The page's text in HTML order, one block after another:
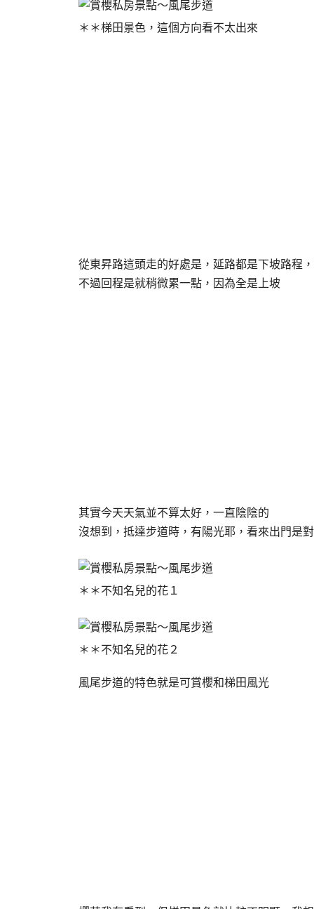
＊＊梯田景色，這個方向看不太出來
從東昇路這頭走的好處是，延路都是下坡路程
不過回程是就稍微累一點，因為全是上坡
其實今天天氣並不算太好，一直陰陰的
沒想到，抵達步道時，有陽光耶，看來出門是
＊＊不知名兒的花１
＊＊不知名兒的花２
風尾步道的特色就是可賞櫻和梯田風光